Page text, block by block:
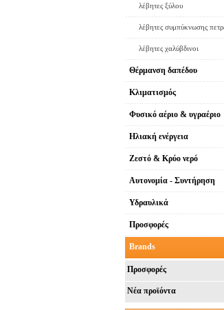
λέβητες ξύλου
λέβητες συμπύκνωσης
λέβητες χαλύβδινοι
Θέρμανση δαπέδου
Κλιματισμός
Φυσικό αέριο & υγραέριο
Ηλιακή ενέργεια
Ζεστό & Κρύο νερό
Αυτονομία - Συντήρηση
Υδραυλικά
Προσφορές
Brands
Προσφορές
Νέα προϊόντα